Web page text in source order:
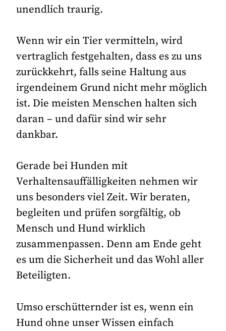
unendlich traurig.
Wenn wir ein Tier vermitteln, wird
vertraglich festgehalten, dass es zu uns
zurückkehrt, falls seine Haltung aus
irgendeinem Grund nicht mehr möglich
ist. Die meisten Menschen halten sich
daran – und dafür sind wir sehr
dankbar.
Gerade bei Hunden mit
Verhaltensauffälligkeiten nehmen wir
uns besonders viel Zeit. Wir beraten,
begleiten und prüfen sorgfältig, ob
Mensch und Hund wirklich
zusammenpassen. Denn am Ende geht
es um die Sicherheit und das Wohl aller
Beteiligten.
Umso erschütternder ist es, wenn ein
Hund ohne unser Wissen einfach